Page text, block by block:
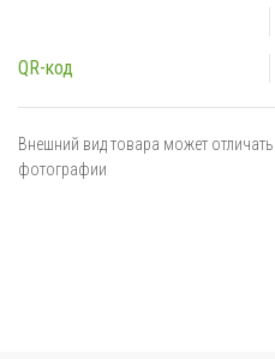
QR-код
Внешний вид товара может
фотографии